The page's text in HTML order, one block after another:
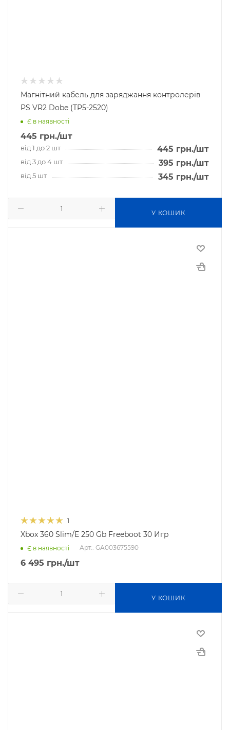
Магнітний кабель для заряджання контролерів
PS VR2 Dobe (TP5-2520)
Є в наявності
445 грн./шт
від 1 до 2 шт 445 грн./шт
від 3 до 4 шт 395 грн./шт
від 5 шт 345 грн./шт
У КОШИК
1
Xbox 360 Slim/E 250 Gb Freeboot 30 Игр
Є в наявності Арт.: GA003675590
6 495 грн./шт
У КОШИК